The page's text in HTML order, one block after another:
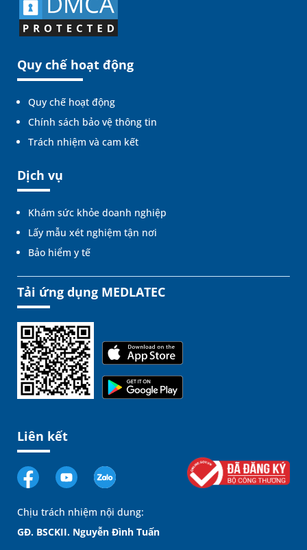
Quy chế hoạt động
Quy chế hoạt động
Chính sách bảo vệ thông tin
Trách nhiệm và cam kết
Dịch vụ
Khám sức khỏe doanh nghiệp
Lấy mẫu xét nghiệm tận nơi
Bảo hiểm y tế
Tải ứng dụng MEDLATEC
Liên kết
Chịu trách nhiệm nội dung:
GĐ. BSCKII. Nguyễn Đình Tuấn